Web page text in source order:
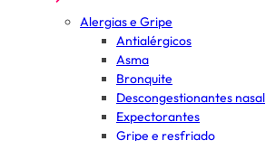
Alergias e Gripe
Antialérgicos
Asma
Bronquite
Descongestionantes nasal
Expectorantes
Gripe e resfriado